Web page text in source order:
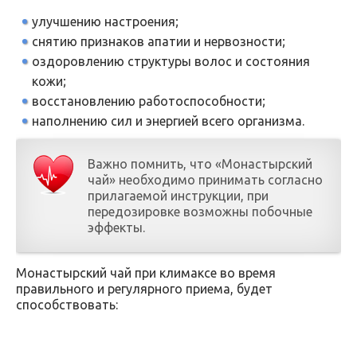
улучшению настроения;
снятию признаков апатии и нервозности;
оздоровлению структуры волос и состояния
кожи;
восстановлению работоспособности;
наполнению сил и энергией всего организма.
Важно помнить, что «Монастырский
чай» необходимо принимать согласно
прилагаемой инструкции, при
передозировке возможны побочные
эффекты.
Монастырский чай при климаксе во время
правильного и регулярного приема, будет
способствовать: